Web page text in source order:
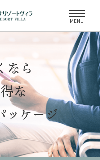
MENU
なら
な
ッケージ